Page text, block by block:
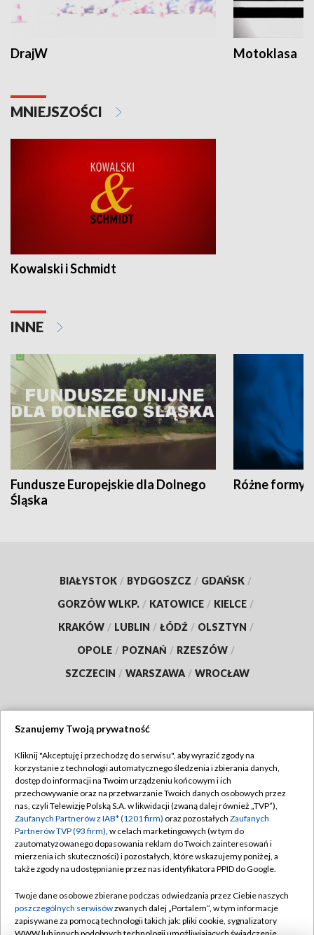
DrajW Motoklasa
MNIEJSZOŚCI
Kowalski i Schmidt
INNE
Fundusze Europejskie dla Dolnego
Śląska
Różne formy
BIAŁYSTOK / BYDGOSZCZ / GDAŃSK /
GORZÓW WLKP. / KATOWICE / KIELCE /
KRAKÓW / LUBLIN / ŁÓDŹ / OLSZTYN /
OPOLE / POZNAŃ / RZESZÓW /
SZCZECIN / WARSZAWA / WROCŁAW
TVP
Abonament TVP
Emisja w TVP
Centrum informacji TVP
Naziemna Telewizja Cyfrowa
Rada Programowa
System NOS
Regulamin TVP
Polityka prywatności
Moje zgody
Pomoc
Kontakt
Szanujemy Twoją prywatność
Kliknij "Akceptuję i przechodzę do serwisu", aby wyrazić zgody na
korzystanie z technologii automatycznego śledzenia i zbierania danych,
dostęp do informacji na Twoim urządzeniu końcowym i ich
przechowywanie oraz na przetwarzanie Twoich danych osobowych przez
nas, czyli Telewizję Polską S.A. w likwidacji (zwaną dalej również „TVP”),
Zaufanych Partnerów z IAB* (1201 firm) oraz pozostałych Zaufanych
Partnerów TVP (93 firm), w celach marketingowych (w tym do
zautomatyzowanego dopasowania reklam do Twoich zainteresowań i
mierzenia ich skuteczności) i pozostałych, które wskazujemy poniżej, a
także zgody na udostępnianie przez nas identyfikatora PPID do Google.
Twoje dane osobowe zbierane podczas odwiedzania przez Ciebie naszych
poszczególnych serwisówzwanych dalej „Portalem”, w tym informacje
zapisywane za pomocą technologii takich jak: pliki cookie, sygnalizatory